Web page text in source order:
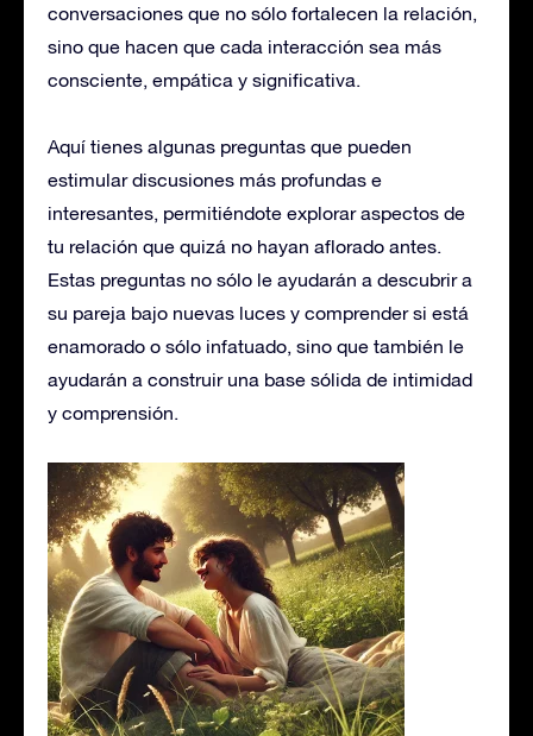
conversaciones que no sólo fortalecen la relación,
sino que hacen que cada interacción sea más
consciente, empática y significativa.
Aquí tienes algunas preguntas que pueden
estimular discusiones más profundas e
interesantes, permitiéndote explorar aspectos de
tu relación que quizá no hayan aflorado antes.
Estas preguntas no sólo le ayudarán a descubrir a
su pareja bajo nuevas luces y comprender si está
enamorado o sólo infatuado, sino que también le
ayudarán a construir una base sólida de intimidad
y comprensión.